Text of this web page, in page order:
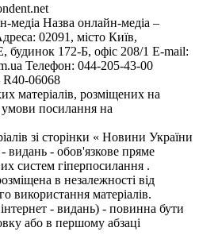
медіа Назва онлайн-медіа –
02091, місто Київ,
172-Б, офіс 208/1 E-mail:
Телефон: 044-205-43-00
R40-06068
матеріалів, розміщених на
умови посилання на
зі сторінки « Новини України
- видань - обов'язкове пряме
систем гіперпосилання .
в незалежності від
використання матеріалів.
- видань) - повинна бути
або в першому абзаці